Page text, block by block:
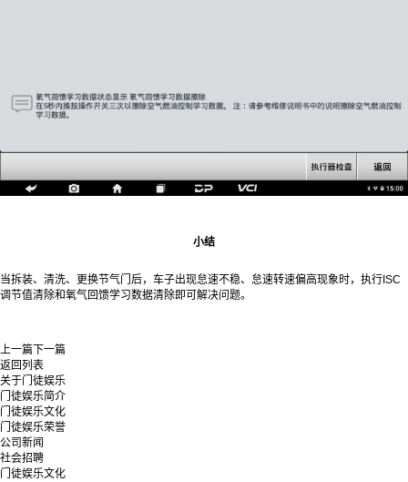
小结
当拆装、清洗、更换节气门后，车子出现怠速不稳、怠速转速偏高现象时，执行ISC
调节值清除和氧气回馈学习数据清除即可解决问题。
上一篇 下一篇
返回列表
关于门徒娱乐
门徒娱乐简介
门徒娱乐文化
门徒娱乐荣誉
公司新闻
社会招聘
门徒娱乐文化